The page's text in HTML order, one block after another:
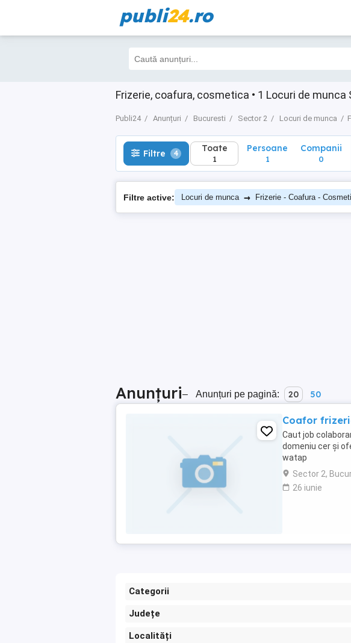
publi24.ro
Frizerie, coafura, cosmetica • 1 Locuri de
Publi24 Anunțuri Bucuresti Sector 2 Locuri de munca
Filtre 4 Toate
1
Filtre 4 Toate
1
Persoane
1
Companii
0
Filtre active: Locuri de munca → Frizerie - Coafura -
Anunțuri– Anunțuri pe pagină: 20 50
Coafor
Caut job
domeniu cer și
watap
Sector 2,
26 iunie
Categorii
Județe
Localități